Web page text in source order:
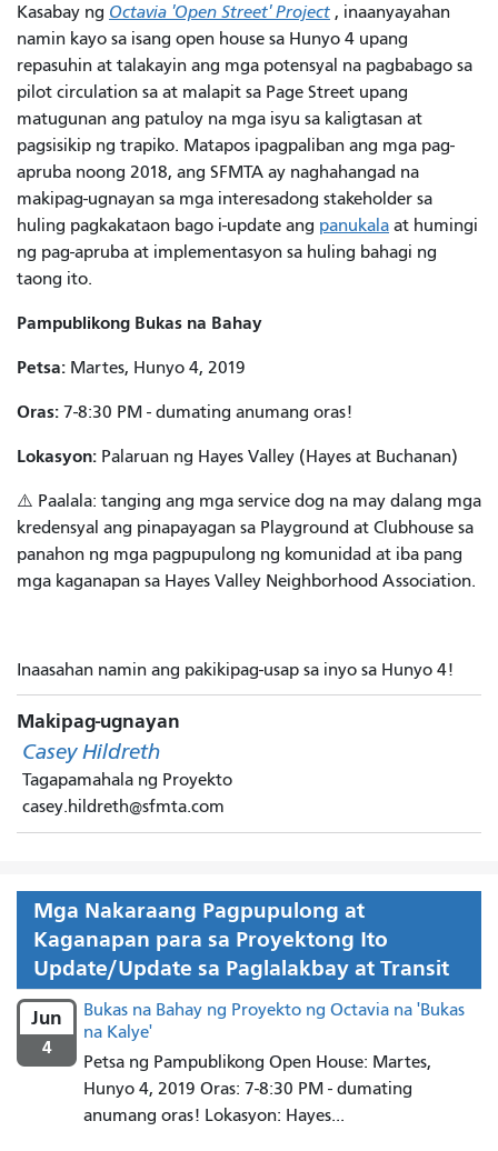
Kasabay ng Octavia 'Open Street' Project , inaanyayahan
namin kayo sa isang open house sa Hunyo 4 upang
repasuhin at talakayin ang mga potensyal na pagbabago sa
pilot circulation sa at malapit sa Page Street upang
matugunan ang patuloy na mga isyu sa kaligtasan at
pagsisikip ng trapiko. Matapos ipagpaliban ang mga pag-
apruba noong 2018, ang SFMTA ay naghahangad na
makipag-ugnayan sa mga interesadong stakeholder sa
huling pagkakataon bago i-update ang panukala at humingi
ng pag-apruba at implementasyon sa huling bahagi ng
taong ito.
Pampublikong Bukas na Bahay
Petsa: Martes, Hunyo 4, 2019
Oras: 7-8:30 PM - dumating anumang oras!
Lokasyon: Palaruan ng Hayes Valley (Hayes at Buchanan)
⚠️ Paalala: tanging ang mga service dog na may dalang mga
kredensyal ang pinapayagan sa Playground at Clubhouse sa
panahon ng mga pagpupulong ng komunidad at iba pang
mga kaganapan sa Hayes Valley Neighborhood Association.
Inaasahan namin ang pakikipag-usap sa inyo sa Hunyo 4!
Makipag-ugnayan
Casey Hildreth
Tagapamahala ng Proyekto
casey.hildreth@sfmta.com
Mga Nakaraang Pagpupulong at
Kaganapan para sa Proyektong Ito
Update/Update sa Paglalakbay at Transit
Jun
4
Bukas na Bahay ng Proyekto ng Octavia na 'Bukas
na Kalye'
Petsa ng Pampublikong Open House: Martes,
Hunyo 4, 2019 Oras: 7-8:30 PM - dumating
anumang oras! Lokasyon: Hayes...